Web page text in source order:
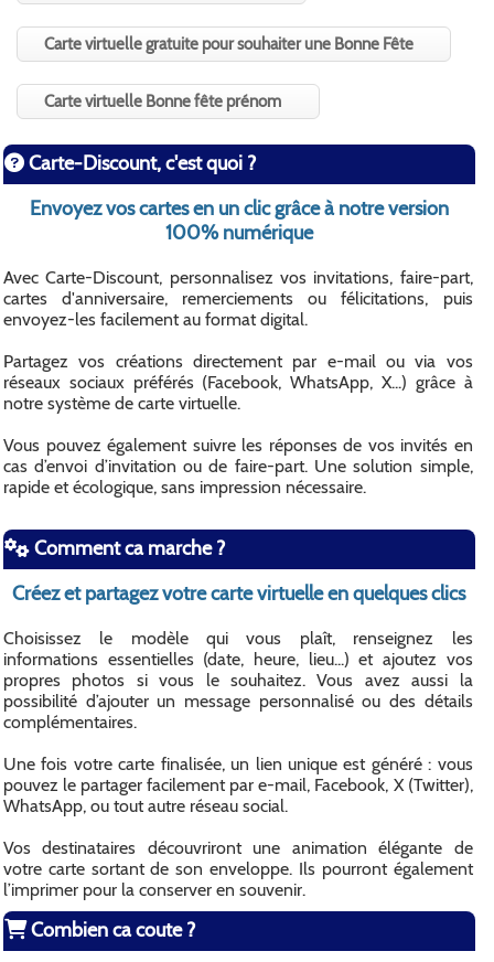
Carte virtuelle gratuite pour souhaiter une Bonne Fête
Carte virtuelle Bonne fête prénom
Carte-Discount, c'est quoi ?
Envoyez vos cartes en un clic grâce à notre version
100% numérique
Avec Carte-Discount, personnalisez vos invitations, faire-part,
cartes d'anniversaire, remerciements ou félicitations, puis
envoyez-les facilement au format digital.
Partagez vos créations directement par e-mail ou via vos
réseaux sociaux préférés (Facebook, WhatsApp, X...) grâce à
notre système de carte virtuelle.
Vous pouvez également suivre les réponses de vos invités en
cas d’envoi d’invitation ou de faire-part. Une solution simple,
rapide et écologique, sans impression nécessaire.
Comment ca marche ?
Créez et partagez votre carte virtuelle en quelques clics
Choisissez le modèle qui vous plaît, renseignez les
informations essentielles (date, heure, lieu...) et ajoutez vos
propres photos si vous le souhaitez. Vous avez aussi la
possibilité d’ajouter un message personnalisé ou des détails
complémentaires.
Une fois votre carte finalisée, un lien unique est généré : vous
pouvez le partager facilement par e-mail, Facebook, X (Twitter),
WhatsApp, ou tout autre réseau social.
Vos destinataires découvriront une animation élégante de
votre carte sortant de son enveloppe. Ils pourront également
l’imprimer pour la conserver en souvenir.
Combien ca coute ?